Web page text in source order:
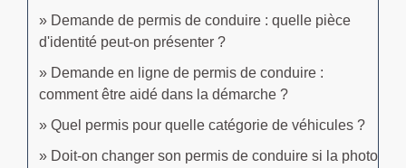
Demande de permis de conduire : quelle pièce
d'identité peut-on présenter ?
Demande en ligne de permis de conduire :
comment être aidé dans la démarche ?
Quel permis pour quelle catégorie de véhicules ?
Doit-on changer son permis de conduire si la photo